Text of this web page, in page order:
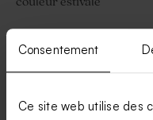
Consentement
Ce site web utilise des